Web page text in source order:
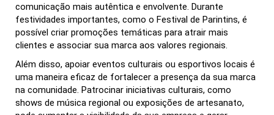
comunicação mais autêntica e envolvente. Durante
festividades importantes, como o Festival de Parintins, é
possível criar promoções temáticas para atrair mais
clientes e associar sua marca aos valores regionais.
Além disso, apoiar eventos culturais ou esportivos locais é
uma maneira eficaz de fortalecer a presença da sua marca
na comunidade. Patrocinar iniciativas culturais, como
shows de música regional ou exposições de artesanato,